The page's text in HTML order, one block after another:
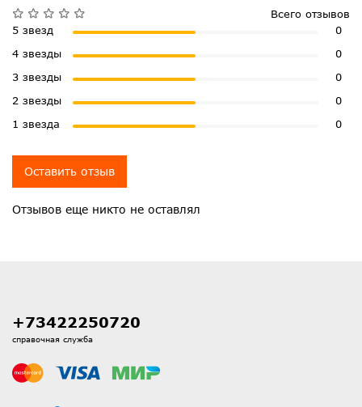
Отзывов еще никто не оставлял
Всего отзывов
5 звезд
0
4 звезды
0
3 звезды
0
2 звезды
0
1 звезда
0
Оставить отзыв
+73422250720
справочная служба